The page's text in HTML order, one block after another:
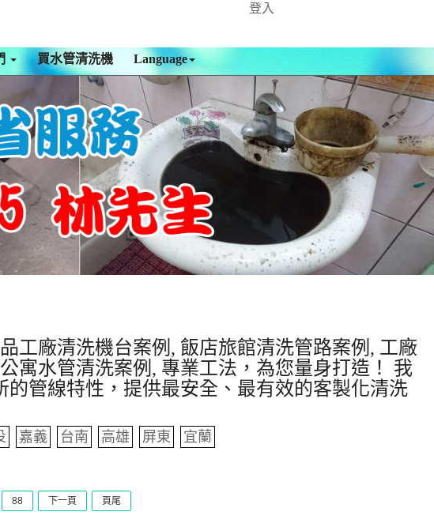
登入
買水管清洗機 Language
工廠清洗機台案例, 飯店旅館清洗管路案例, 工廠
寓水管清洗案例, 專業工法，為您量身打造！ 我
管線特性，提供最安全、最有效的客製化清洗
嘉義 台南 高雄 屏東
宜蘭
88 下一頁 頁尾